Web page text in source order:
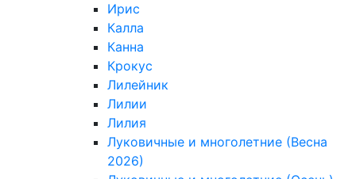
Ирис
Калла
Канна
Крокус
Лилейник
Лилии
Лилия
Луковичные и многолетние (Весна
2026)